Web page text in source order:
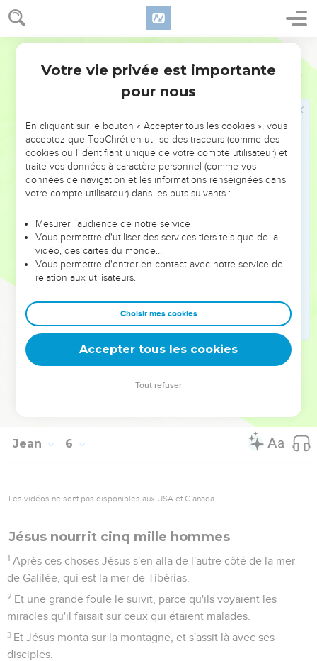
Jean 5
37 Et le Père qui m'a envoyé, lui, a rendu témoignage de moi.
Jamais vous n'avez entendu sa voix, ni vu sa figure ;
38
celui-là que lui a envoyé, vous, vous ne le croyez pas.
Sondez les écritures, car vous, vous estimez avoir en elles
moi :
-et vous ne voulez pas venir à moi pour avoir la vie.
Je ne reçois pas de gloire des hommes ;
mais je vous connais, et je sais que vous n'avez pas
Moi, je suis venu au nom de mon Père, et vous ne me
recevez pas ; si un autre vient en son propre nom, celui-là
vous le recevrez.
Comment pouvez-vous croire, vous qui recevez de la
gloire l'un de l'autre et qui ne cherchez pas la gloire qui vient
de Dieu seul ?
Ne pensez pas que moi, je vous accuserai devant le Père ;
il y en a un qui vous accuse, Moïse en qui vous espérez.
Jean 6
Les vidéos ne sont pas disponibles aux USA et C anada.
Jésus nourrit cinq mille hommes
1 Après ces choses Jésus s'en alla de l'autre côté de la mer
de Galilée, qui est la mer de Tibérias.
2 Et une grande foule le suivit, parce qu'ils voyaient les
miracles qu'il faisait sur ceux qui étaient malades.
3 Et Jésus monta sur la montagne, et s'assit là avec ses
disciples.
Votre vie privée est importante
pour nous
En cliquant sur le bouton « Accepter tous les cookies », vous
acceptez que TopChrétien utilise des traceurs (comme des
cookies ou l'identifiant unique de votre compte utilisateur) et
traite vos données à caractère personnel (comme vos
données de navigation et les informations renseignées dans
votre compte utilisateur) dans les buts suivants :
Mesurer l'audience de notre service
Vous permettre d'utiliser des services tiers tels que de la
vidéo, des cartes du monde…
Vous permettre d'entrer en contact avec notre service de
relation aux utilisateurs.
Choisir mes cookies
Accepter tous les cookies
Tout refuser